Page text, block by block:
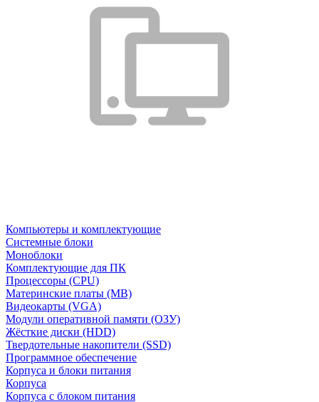
Компьютеры и комплектующие
Системные блоки
Моноблоки
Комплектующие для ПК
Процессоры (CPU)
Материнские платы (MB)
Видеокарты (VGA)
Модули оперативной памяти (ОЗУ)
Жёсткие диски (HDD)
Твердотельные накопители (SSD)
Программное обеспечение
Корпуса и блоки питания
Корпуса
Корпуса с блоком питания